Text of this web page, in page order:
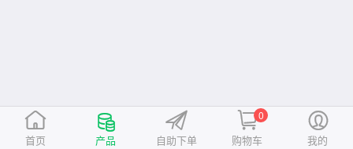
首页 产品 自助下单
0
购物车 我的